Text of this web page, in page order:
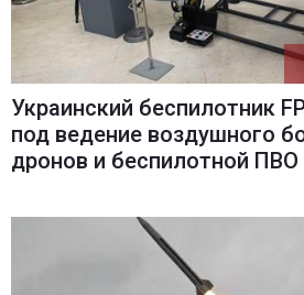
Украинский беспилотник
под ведение воздушного
дронов и беспилотной ПВО